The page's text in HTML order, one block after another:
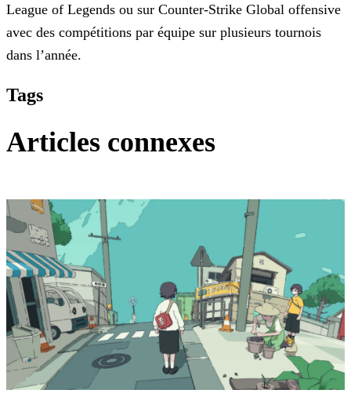
League of Legends ou sur Counter-Strike Global offensive
avec des compétitions par équipe sur plusieurs tournois
dans l’année.
Tags
Articles connexes